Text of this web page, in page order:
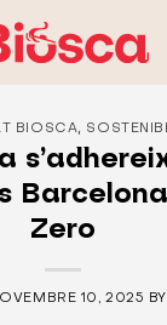
BIOSCA,
Zero
10, 2025 BY